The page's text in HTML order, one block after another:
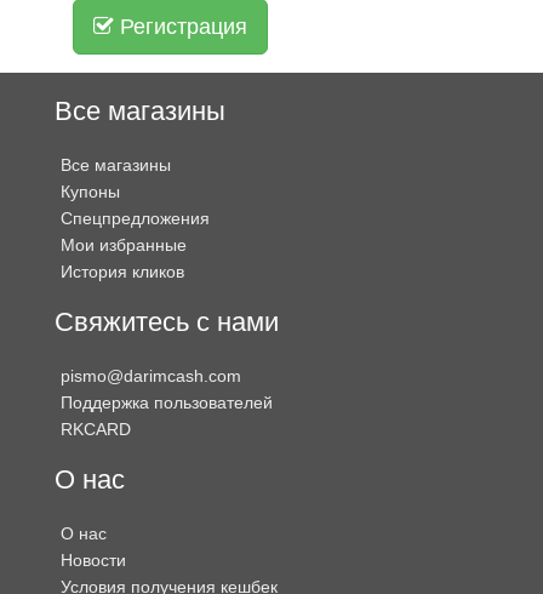
Регистрация
Все магазины
Все магазины
Купоны
Спецпредложения
Мои избранные
История кликов
Свяжитесь с нами
pismo@darimcash.com
Поддержка пользователей
RKCARD
О нас
О нас
Новости
Условия получения кешбек